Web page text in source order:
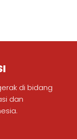
di bidang
dan